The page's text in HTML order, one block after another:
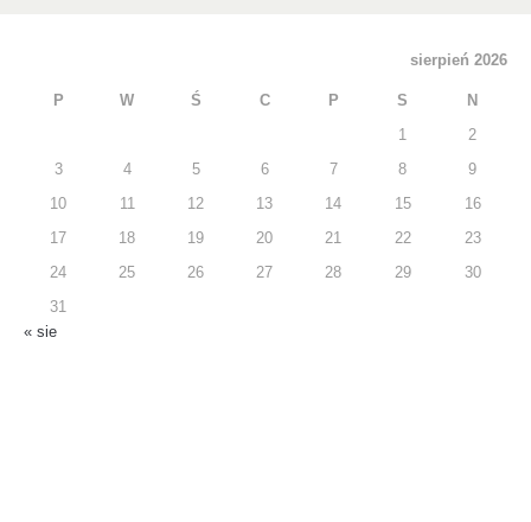
sierpień 2026
P W Ś C P S N
1 2
3 4 5 6 7 8 9
10 11 12 13 14 15 16
17 18 19 20 21 22 23
24 25 26 27 28 29 30
31
« sie